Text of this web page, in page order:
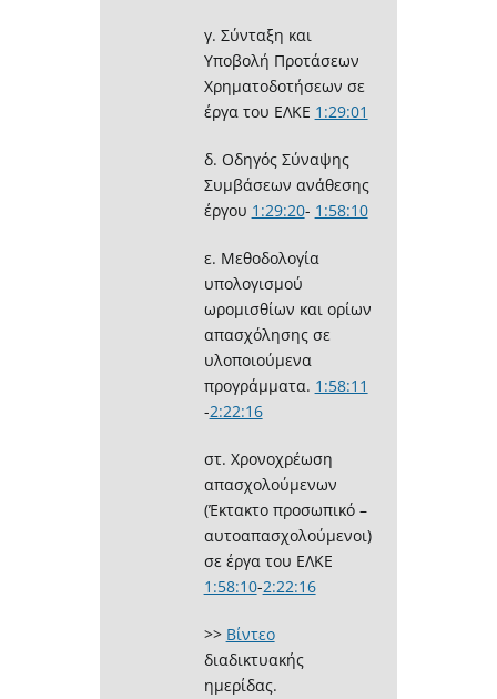
γ. Σύνταξη και
Υποβολή Προτάσεων
Χρηματοδοτήσεων σε
έργα του ΕΛΚΕ 1:29:01
δ. Οδηγός Σύναψης
Συμβάσεων ανάθεσης
έργου 1:29:20​- 1:58:10
ε. Μεθοδολογία
υπολογισμού
ωρομισθίων και ορίων
απασχόλησης σε
υλοποιούμενα
προγράμματα. 1:58:11
-2:22:16
στ. Χρονοχρέωση
απασχολούμενων
(Έκτακτο προσωπικό –
αυτοαπασχολούμενοι)
σε έργα του ΕΛΚΕ
1:58:10​-2:22:16
>> Βίντεο
διαδικτυακής
ημερίδας.